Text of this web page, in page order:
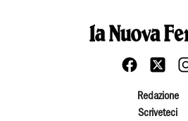
Redazione
Scriveteci